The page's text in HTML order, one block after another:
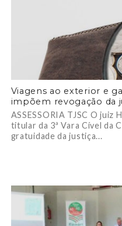
Viagens ao exterior e
impõem revogação da
ASSESSORIA TJSC O juiz
titular da 3ª Vara Cível da
gratuidade da justiça...